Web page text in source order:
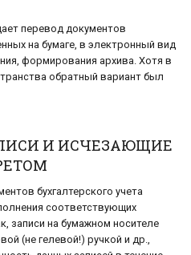
перевод документов
на бумаге, в электронный вид
формирования архива. Хотя в
обратный вариант был
И ИСЧЕЗАЮЩИЕ
бухгалтерского учета
соответствующих
записи на бумажном носителе
(не гелевой!) ручкой и др.,